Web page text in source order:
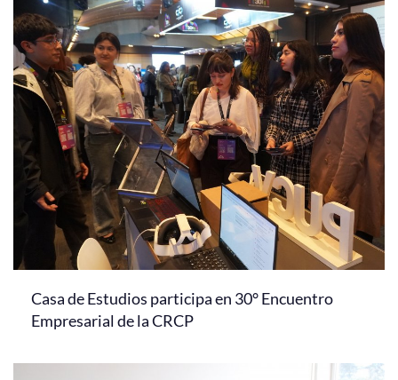
Casa de Estudios participa en 30° Encuentro
Empresarial de la CRCP